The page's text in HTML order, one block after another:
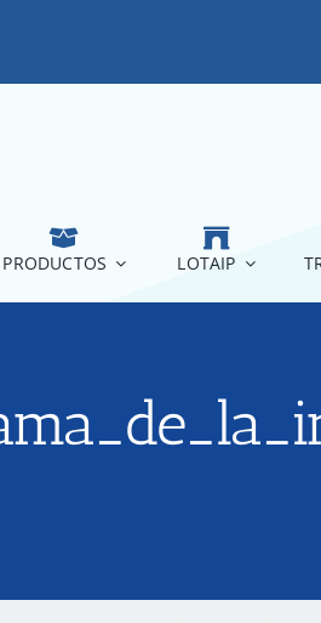
PRODUCTOS LOTAIP